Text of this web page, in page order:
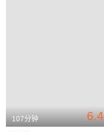
6.4
107分钟